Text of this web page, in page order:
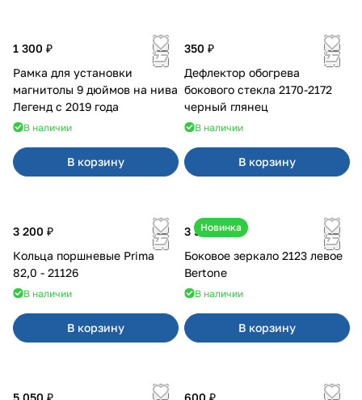
1 300 ₽
Рамка для установки
магнитолы 9 дюймов на нива
Легенд с 2019 года
В наличии
В корзину
350 ₽
Дефлектор обогрева
бокового стекла 2170-2172
черный глянец
В наличии
В корзину
3 200 ₽
Кольца поршневые Prima
82,0 - 21126
В наличии
В корзину
Новинка
3 500 ₽
Боковое зеркало 2123 левое
Bertone
В наличии
В корзину
5 050 ₽ 600 ₽